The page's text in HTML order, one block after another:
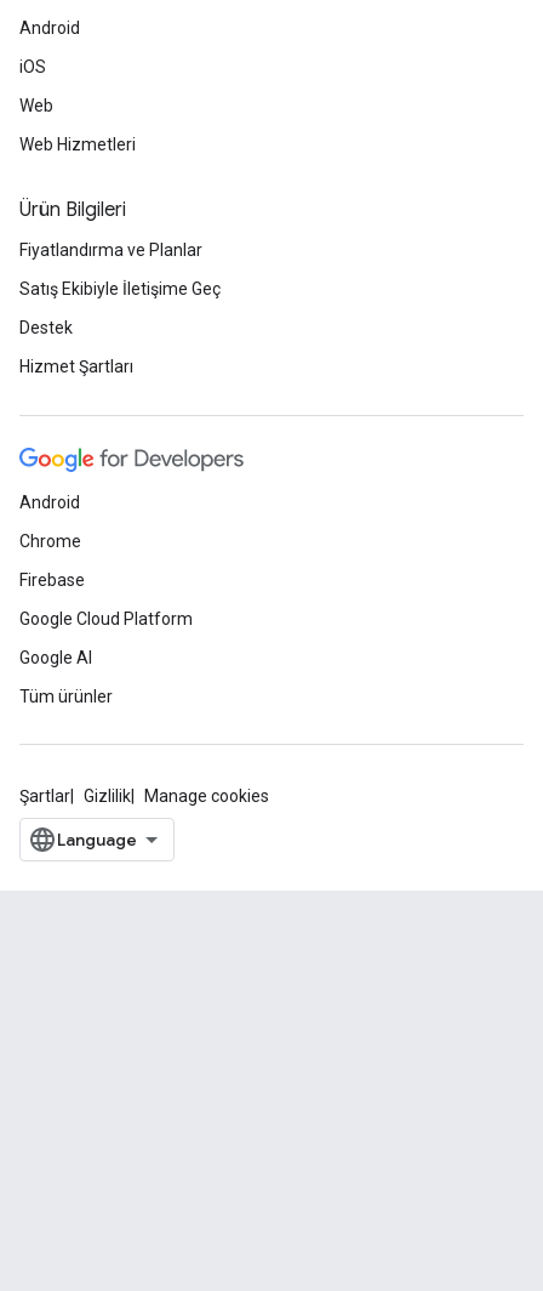
Android
iOS
Web
Web Hizmetleri
Ürün Bilgileri
Fiyatlandırma ve Planlar
Satış Ekibiyle İletişime Geç
Destek
Hizmet Şartları
Android
Chrome
Firebase
Google Cloud Platform
Google AI
Tüm ürünler
Şartlar Gizlilik Manage cookies